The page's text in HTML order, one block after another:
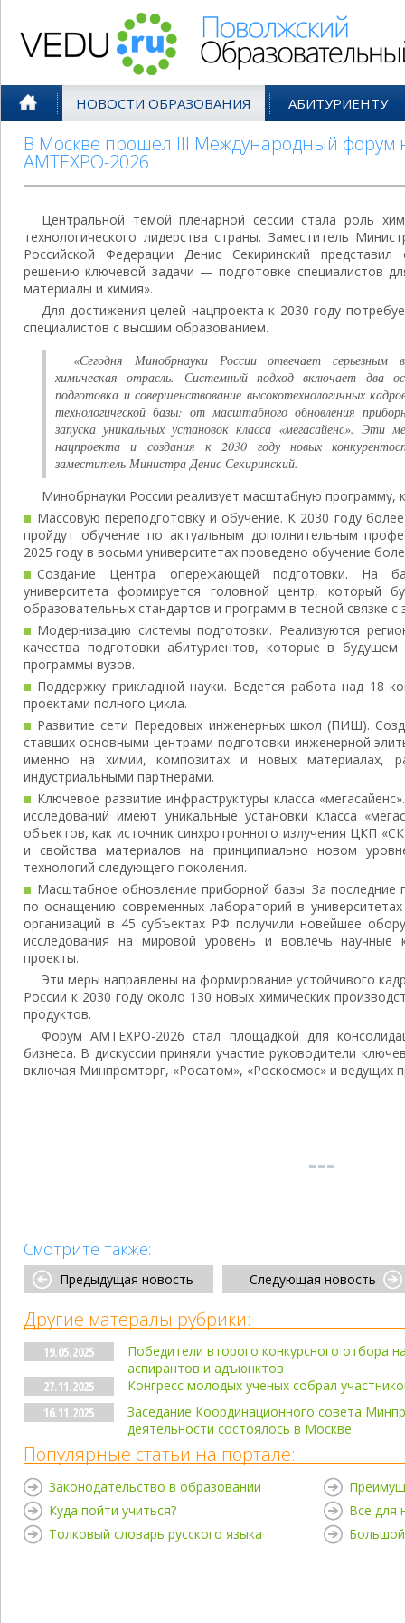
НОВОСТИ ОБРАЗОВАНИЯ АБИТУРИЕНТУ
В Москве прошел III Международный форум
AMTEXPO-2026
Центральной темой пленарной сессии стала роль
технологического лидерства страны. Заместитель
Российской Федерации Денис Секиринский
решению ключевой задачи — подготовке специалистов
материалы и химия».
Для достижения целей нацпроекта к 2030 году
специалистов с высшим образованием.
«Сегодня Минобрнауки России отвечает серьезным
химическая отрасль. Системный подход включает два
подготовка и совершенствование высокотехнологичных
технологической базы: от масштабного обновления
запуска уникальных установок класса «мегасайенс».
нацпроекта и создания к 2030 году новых
заместитель Министра Денис Секиринский.
Минобрнауки России реализует масштабную программу,
Массовую переподготовку и обучение. К 2030 году
пройдут обучение по актуальным дополнительным
2025 году в восьми университетах проведено обучение
Создание Центра опережающей подготовки. На
университета формируется головной центр, который
образовательных стандартов и программ в тесной связке с
Модернизацию системы подготовки. Реализуются
качества подготовки абитуриентов, которые в
программы вузов.
Поддержку прикладной науки. Ведется работа над 18
проектами полного цикла.
Развитие сети Передовых инженерных школ (ПИШ).
ставших основными центрами подготовки инженерной
именно на химии, композитах и новых материалах,
индустриальными партнерами.
Ключевое развитие инфраструктуры класса
исследований имеют уникальные установки класса
объектов, как источник синхротронного излучения ЦКП
и свойства материалов на принципиально новом
технологий следующего поколения.
Масштабное обновление приборной базы. За последние
по оснащению современных лабораторий в
организаций в 45 субъектах РФ получили новейшее
исследования на мировой уровень и вовлечь научные
проекты.
Эти меры направлены на формирование устойчивого
России к 2030 году около 130 новых химических
продуктов.
Форум AMTEXPO-2026 стал площадкой для
бизнеса. В дискуссии приняли участие руководители
включая Минпромторг, «Росатом», «Роскосмос» и ведущих
Смотрите также:
Предыдущая новость Следующая новость
Другие матералы рубрики:
19.05.2025
Победители второго конкурсного отбора
аспирантов и адъюнктов
27.11.2025
Конгресс молодых ученых собрал
16.11.2025
Заседание Координационного совета
деятельности состоялось в Москве
Популярные статьи на портале:
Законодательство в образовании
Куда пойти учиться?
Толковый словарь русского языка
Все для
Большой